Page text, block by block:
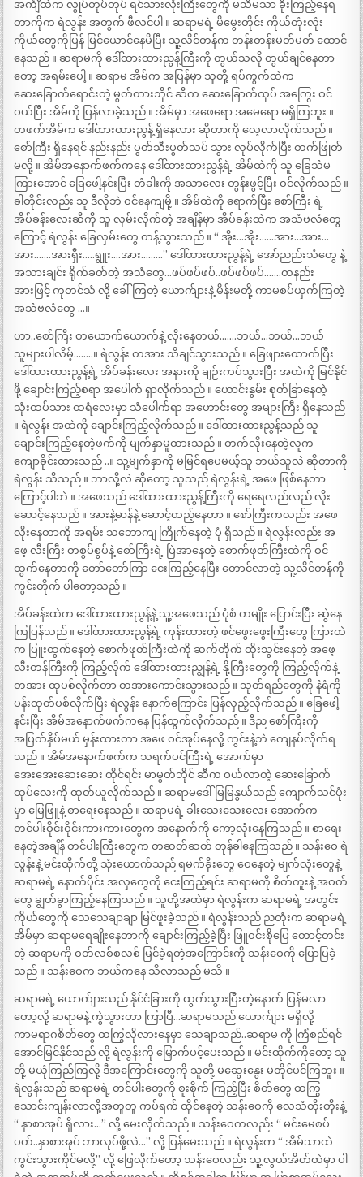
အင်္ကျီထဲက လွုပ်တုပ်တုပ် ရင်သားလုံးကြီးတွေကို မသိမသာ ခိုးကြည့်နေရ
တာကိုက ရဲလွန်း အတွက် ဖီလင်ပါ ။ ဆရာမရဲ့ မိမွေးတိုင်း ကိုယ်တုံးလုံး
ကိုယ်တွေကိုပြန် မြင်ယောင်နေမိပြီး သူ့လိင်တန်က တန်းတန်းမတ်မတ် ထောင်
နေသည် ။ ဆရာမကို ဒေါ်ထားထားညွန့်ကြီးကို တွယ်သလို တွယ်ချင်နေတာ
တော့ အရမ်းပေါ့ ။ ဆရာမ အိမ်က အပြန်မှာ သူတို့ ရပ်ကွက်ထဲက
ဆေးခြောက်ရောင်းတဲ့ မွတ်တားဘိုင် ဆီက ဆေးခြောက်ထုပ် အကြွေး ဝင်
ဝယ်ပြီး အိမ်ကို ပြန်လာခဲ့သည် ။ အိမ်မှာ အဖေရော အမေရော မရှိကြဘူး ။
တဖက်အိမ်က ဒေါ်ထားထားညွန့် ရှိနေလား ဆိုတာကို လေ့လာလိုက်သည် ။
စော်ကြီး ရှိနေရင် နည်းနည်း ပွတ်သီးပွတ်သပ် သွား လုပ်လိုက်ပြီး တက်ဖြုတ်
မလို့ ။ အိမ်အနောက်ဖက်ကနေ ဒေါ်ထားထားညွန့်ရဲ့ အိမ်ထဲကို သူ ခြေသံမ
ကြားအောင် ခြေဖေါ့နင်းပြီး တံခါးကို အသာလေး တွန်းဖွင့်ပြီး ဝင်လိုက်သည် ။
ခါတိုင်းလည်း သူ ဒီလိုဘဲ ဝင်နေကျမို့ ။ အိမ်ထဲကို ရောက်ပြီး စော်ကြီး ရဲ့
အိပ်ခန်းလေးဆီကို သူ လှမ်းလိုက်တဲ့ အချိန်မှာ အိပ်ခန်းထဲက အသံဗလံတွေ
ကြောင့် ရဲလွန်း ခြေလှမ်းတွေ တန့်သွားသည် ။ “ အိုး…အိုး……အား…အား…
အား…….အားရှီး…..ရွူး….အား………” ဒေါ်ထားထားညွန့်ရဲ့ အော်ညည်းသံတွေ နဲ့
အသားချင်း ရိုက်ခတ်တဲ့ အသံတွေ…ဖပ်ဖပ်ဖပ်..ဖပ်ဖပ်ဖပ်…….တနည်း
အားဖြင့် ကုတင်သံ လို့ ခေါ်ကြတဲ့ ယောက်ျားနဲ့ မိန်းမတို့ ကာမစပ်ယှက်ကြတဲ့
အသံဗလံတွေ …။
ဟာ..စော်ကြီး တယောက်ယောက်နဲ့ လိုးနေတယ်…….ဘယ်…ဘယ်…ဘယ်
သူများပါလိမ့်……..။ ရဲလွန်း တအား သိချင်သွားသည် ။ ခြေဖျားထောက်ပြီး
ဒေါ်ထားထားညွန့်ရဲ့ အိပ်ခန်းလေး အနားကို ချဉ်းကပ်သွားပြီး အထဲကို မြင်နိုင်
ဖို့ ချောင်းကြည့်စရာ အပေါက် ရှာလိုက်သည် ။ ဟောင်းနွမ်း စုတ်ခြာနေတဲ့
သုံးထပ်သား ထရံလေးမှာ သံပေါက်ရာ အဟောင်းတွေ အများကြီး ရှိနေသည်
။ ရဲလွန်း အထဲကို ချောင်းကြည့်လိုက်သည် ။ ဒေါ်ထားထားညွန့်သည် သူ
ချောင်းကြည့်နေတဲ့ဖက်ကို မျက်နှာမူထားသည် ။ တက်လိုးနေတဲ့လူက
ကျောခိုင်းထားသည် ..။ သူ့မျက်နှာကို မမြင်ရပေမယ့်သူ ဘယ်သူလဲ ဆိုတာကို
ရဲလွန်း သိသည် ။ ဘာလို့လဲ ဆိုတော့ သူသည် ရဲလွန်းရဲ့ အဖေ ဖြစ်နေတာ
ကြောင့်ပါဘဲ ။ အဖေသည် ဒေါ်ထားထားညွန့်ကြီးကို ရေရေလည်လည် လိုး
ဆောင့်နေသည် ။ အားနဲ့မာန်နဲ့ ဆောင့်ထည့်နေတာ ။ စော်ကြီးကလည်း အဖေ
လိုးနေတာကို အရမ်း သဘောကျ ကြိုက်နေတဲ့ ပုံ ရှိသည် ။ ရဲလွန်းလည်း အ
ဖေ့ လီးကြီး တစွပ်စွပ်နဲ့ စော်ကြီးရဲ့ ပြဲအာနေတဲ့ စောက်ဖုတ်ကြီးထဲကို ဝင်
ထွက်နေတာကို တော်တော်ကြာ ငေးကြည့်နေပြီး တောင်လာတဲ့ သူ့လိင်တန်ကို
ကွင်းတိုက် ပါတော့သည် ။
အိပ်ခန်းထဲက ဒေါ်ထားထားညွန့်နဲ့ သူ့အဖေသည် ပုံစံ တမျိုး ပြောင်းပြီး ဆွဲနေ
ကြပြန်သည် ။ ဒေါ်ထားထားညွန့်ရဲ့ ကုန်းထားတဲ့ ဖင်ဖွေးဖွေးကြီးတွေ ကြားထဲ
က ပြူးထွက်နေတဲ့ စောက်ဖုတ်ကြီးထဲကို ဆက်တိုက် ထိုးသွင်းနေတဲ့ အဖေ့
လီးတန်ကြီးကို ကြည့်လိုက် ဒေါ်ထားထားညျွန့်ရဲ့ နို့ကြီးတွေကို ကြည့်လိုက်နဲ့
တအား ထုပစ်လိုက်တာ တအားကောင်းသွားသည် ။ သုတ်ရည်တွေကို နံရံကို
ပန်းထုတ်ပစ်လိုက်ပြီး ရဲလွန်း နောက်ကြောင်း ပြန်လှည့်လိုက်သည် ။ ခြေဖေါ့
နင်းပြီး အိမ်အနောက်ဖက်ကနေ ပြန်ထွက်လိုက်သည် ။ ဒီည စော်ကြီးကို
အပြတ်နှိပ်မယ် မှန်းထားတာ အဖေ ဝင်အုပ်နေလို့ ကွင်းနဲ့ဘဲ ကျေနပ်လိုက်ရ
သည် ။ အိမ်အနောက်ဖက်က သရက်ပင်ကြီးရဲ့ အောက်မှာ
အေးအေးဆေးဆေး ထိုင်ရင်း မာမွတ်ဘိုင် ဆီက ဝယ်လာတဲ့ ဆေးခြောက်
ထုပ်လေးကို ထုတ်ယူလိုက်သည် ။ ဆရာမဒေါ်မြမြနွယ်သည် ကျောက်သင်ပုံး
မှာ မြေဖြူနဲ့ စာရေးနေသည် ။ ဆရာမရဲ့ ခါးသေးသေးလေး အောက်က
တင်ပါးဝိုင်းဝိုင်းကားကားတွေက အနောက်ကို ကော့လုံးနေကြသည် ။ စာရေး
နေတဲ့အချိန် တင်ပါးကြီးတွေက တဆတ်ဆတ် တုန်ခါနေကြသည် ။ သန်းဝေ ရဲ
လွန်းနဲ့ မင်းထိုက်တို့ သုံးယောက်သည် ရမက်ခိုးတွေ ဝေနေတဲ့ မျက်လုံးတွေနဲ့
ဆရာမရဲ့ နောက်ပိုင်း အလှတွေကို ငေးကြည့်ရင်း ဆရာမကို စိတ်ကူးနဲ့ အဝတ်
တွေ ချွတ်ခွာကြည့်နေကြသည် ။ သူတို့အထဲမှာ ရဲလွန်းက ဆရာမရဲ့ အတွင်း
ကိုယ်တွေကို သေသေချာချာ မြင်ဖူးခဲ့သည် ။ ရဲလွန်းသည် ညတုံးက ဆရာမရဲ့
အိမ်မှာ ဆရာမရေချိုးနေတာကို ချောင်းကြည့်ခဲ့ပြီး ဖြူဝင်းစိုပြေ တောင့်တင်း
တဲ့ ဆရာမကို ဝတ်လစ်စလစ် မြင်ခဲ့ရတဲ့အကြောင်းကို သန်းဝေကို ပြောပြခဲ့
သည် ။ သန်းဝေက ဘယ်ကနေ သိလာသည် မသိ ။
ဆရာမရဲ့ ယောက်ျားသည် နိုင်ငံခြားကို ထွက်သွားပြီးတဲ့နောက် ပြန်မလာ
တော့လို့ ဆရာမနဲ့ ကွဲသွားတာ ကြာပြီ…ဆရာမသည် ယောက်ျား မရှိလို့
ကာမရာဂစိတ်တွေ ထကြွလိုလားနေမှာ သေချာသည်..ဆရာမ ကို ကြံစည်ရင်
အောင်မြင်နိုင်သည် လို့ ရဲလွန်းကို မြှောက်ပင့်ပေးသည် ။ မင်းထိုက်ကိုတော့ သူ
တို့ မယုံကြည်ကြလို့ ဒီအကြောင်းတွေကို သူတို့ မဆွေးနွေး မတိုင်ပင်ကြဘူး ။
ရဲလွန်းသည် ဆရာမရဲ့ တင်ပါးတွေကို စူးစိုက် ကြည့်ပြီး စိတ်တွေ ထကြွ
သောင်းကျန်းလာလို့အတူတူ ကပ်ရက် ထိုင်နေတဲ့ သန်းဝေကို လေသံတိုးတိုးနဲ့
“ နှာစာအုပ် ရှိလား…” လို့ မေးလိုက်သည် ။ သန်းဝေကလည်း “ မင်းမေစပ်
ပတ်..နှာစာအုပ် ဘာလုပ်ဖို့လဲ…” လို့ ပြန်မေးသည် ။ ရဲလွန်းက “ အိမ်သာထဲ
ကွင်းသွားကိုင်မလို့” လို့ ဖြေလိုက်တော့ သန်းဝေလည်း သူ့လွယ်အိတ်ထဲမှာ ပါ